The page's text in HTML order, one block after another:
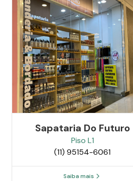
Sapataria Do Futuro
Piso L1
(11) 95154-6061
Saiba mais